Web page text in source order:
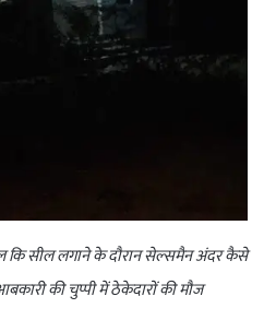
कि सील लगाने के दौरान सेल्समैन अंदर कैसे
की चुप्पी में ठेकेदारों की मौज